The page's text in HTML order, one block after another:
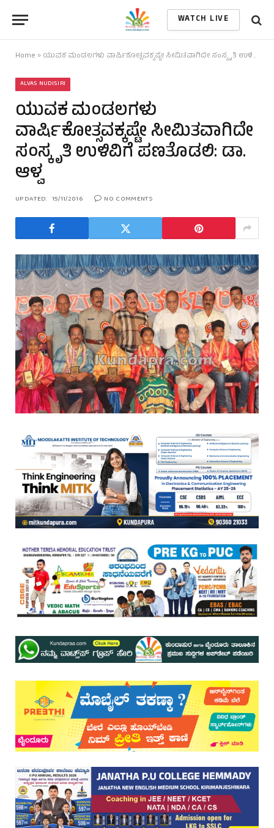
WATCH LIVE
Home » ಯುವಕ ಮಂಡಲಗಳು ವಾರ್ಷಿಕೋತ್ಸವಕ್ಕಷ್ಟೇ ಸೀಮಿತವಾಗಿದೇ ಸಂಸ್ಕೃತಿ ಉಳಿವಿಗೆ ಪಣತೊಡಲಿ: ಡಾ. ಆಳ್ವ
ALVAS NUDISIRI
ಯುವಕ ಮಂಡಲಗಳು
ವಾರ್ಷಿಕೋತ್ಸವಕ್ಕಷ್ಟೇ ಸೀಮಿತವಾಗಿದೇ
ಸಂಸ್ಕೃತಿ ಉಳಿವಿಗೆ ಪಣತೊಡಲಿ: ಡಾ.
ಆಳ್ವ
UPDATED: 15/11/2016 NO COMMENTS